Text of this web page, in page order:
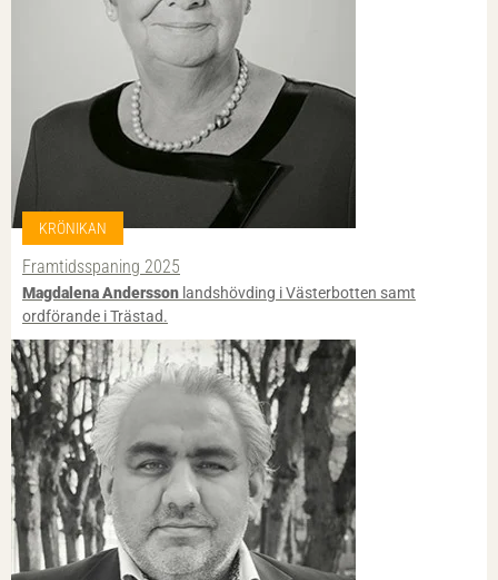
KRÖNIKAN
Framtidsspaning 2025
Magdalena Andersson landshövding i Västerbotten samt
ordförande i Trästad.